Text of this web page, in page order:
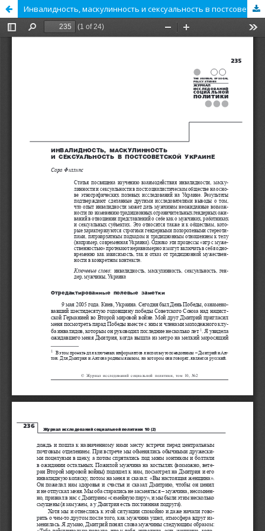
Инвалидность, маскулинность и сексуальность в постсоветской Украине